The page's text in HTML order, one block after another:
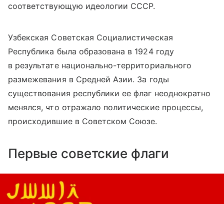
соответствующую идеологии СССР.
Узбекская Советская Социалистическая
Республика была образована в 1924 году
в результате национально-территориального
размежевания в Средней Азии. За годы
существования республики ее флаг неоднократно
менялся, что отражало политические процессы,
происходившие в Советском Союзе.
Первые советские флаги